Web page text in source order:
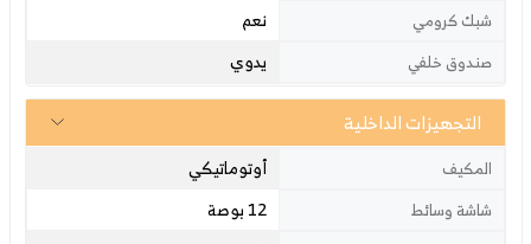
شبك كرومي نعم
صندوق خلفي يدوي
التجهيزات الداخلية
المكيف أوتوماتيكي
شاشة وسائط 12 بوصة